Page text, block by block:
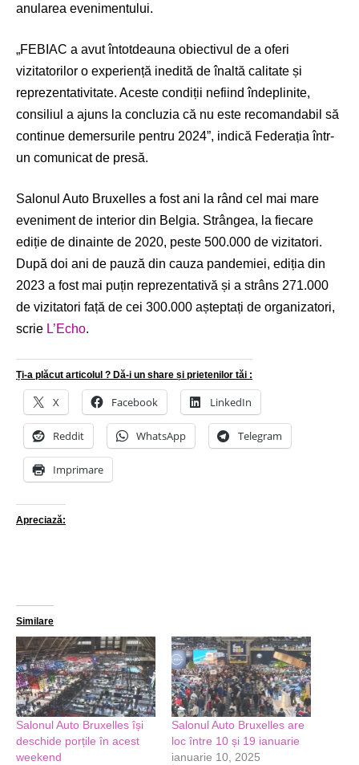
anularea evenimentului.
„FEBIAC a avut întotdeauna obiectivul de a oferi
vizitatorilor o experiență inedită de înaltă calitate și
reprezentativitate. Aceste condiții nefiind îndeplinite,
consiliul a ajuns la concluzia că nu este recomandabil să
continue demersurile pentru 2024”, indică Federația într-
un comunicat de presă.
Salonul Auto Bruxelles a fost ani la rând cel mai mare
eveniment de interior din Belgia. Strângea, la fiecare
ediție de dinainte de 2020, peste 500.000 de vizitatori.
După doi ani de pauză din cauza pandemiei, ediția din
2023 a fost mai puțin reprezentativă și a strâns 271.000
de vizitatori față de cei 300.000 așteptați de organizatori,
scrie L’Echo.
Ți-a plăcut articolul ? Dă-i un share și prietenilor tăi :
X Facebook LinkedIn
Reddit WhatsApp Telegram
Imprimare
Apreciază:
Similare
Salonul Auto Bruxelles își
deschide porțile în acest
weekend
Salonul Auto Bruxelles are
loc între 10 și 19 ianuarie
ianuarie 10, 2025